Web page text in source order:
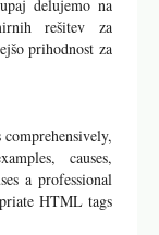
delujemo na
rešitev za
prihodnost za
causes,
a professional
HTML tags